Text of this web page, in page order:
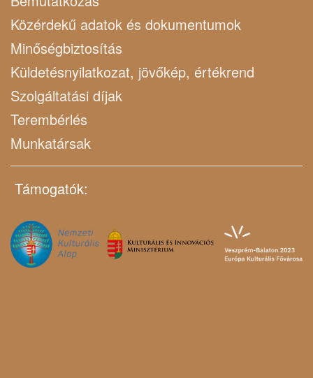
Közérdekű adatok és dokumentumok
Minőségbiztosítás
Küldetésnyilatkozat, jövőkép, értékrend
Szolgáltatási díjak
Terembérlés
Munkatársak
Támogatók: